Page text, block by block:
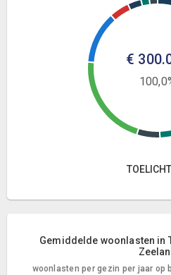
€
Gemiddelde woonlasten in
woonlasten per gezin per jaar op